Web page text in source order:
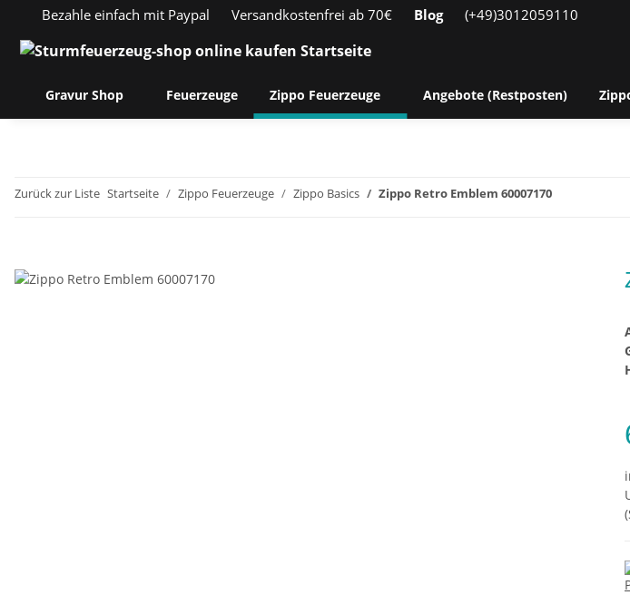
Bezahle einfach mit Paypal Versandkostenfrei ab 70€ Blog (+49)3012059110
Gravur Shop Feuerzeuge Zippo Feuerzeuge Angebote (Restposten)
Zurück zur Liste Startseite Zippo Feuerzeuge Zippo Basics Zippo Retro Emblem 60007170